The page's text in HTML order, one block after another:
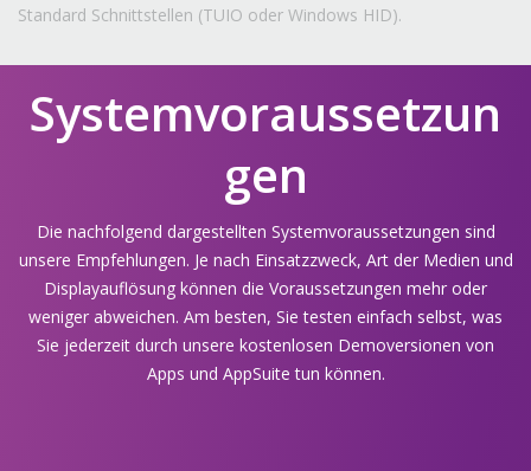
Standard Schnittstellen (TUIO oder Windows HID).
Systemvoraussetzun
gen
Die nachfolgend dargestellten Systemvoraussetzungen sind
unsere Empfehlungen. Je nach Einsatzzweck, Art der Medien und
Displayauflösung können die Voraussetzungen mehr oder
weniger abweichen. Am besten, Sie testen einfach selbst, was
Sie jederzeit durch unsere kostenlosen Demoversionen von
Apps und AppSuite tun können.